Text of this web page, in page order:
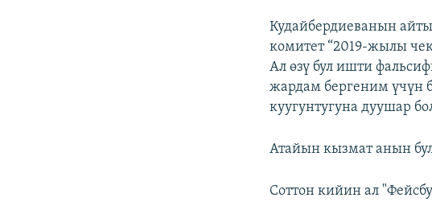
Кудайбердиеванын
комитет “2019-жылы
Ал өзү бул ишти
жардам бергеним үчүн
куугунтугуна дуушар
Атайын кызмат анын
Соттон кийин ал